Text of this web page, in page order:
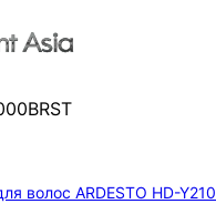
волос ARDESTO HD-Y210